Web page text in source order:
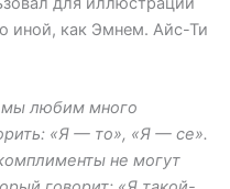
иной, как Эмнем. Айс-Ти
мы любим много
«Я — то», «Я — се».
не могут